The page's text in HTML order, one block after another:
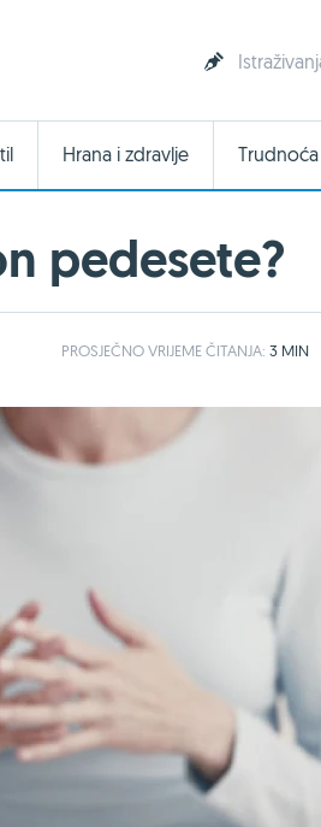
Hrana i zdravlje
pedesete?
PROSJEČNOVRIJEME ČITANJA: 3 MIN